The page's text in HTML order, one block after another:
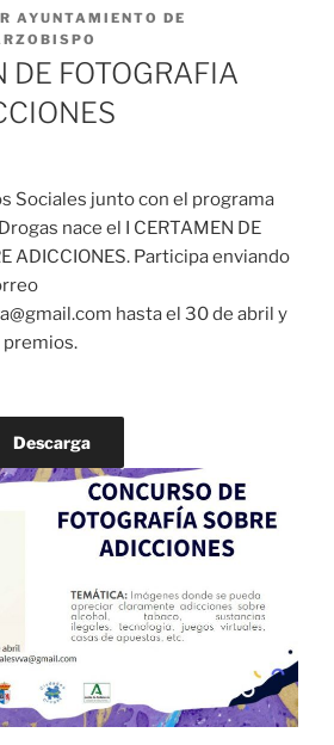
AYUNTAMIENTO DE
DE FOTOGRAFIA
Sociales junto con el programa
nace el I CERTAMEN DE
ADICCIONES. Participa enviando
hasta el 30 de abril y
premios.
Descarga